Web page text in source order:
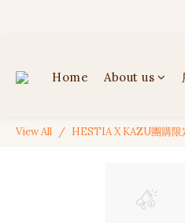
Home About us
View All HESTIA X KAZU團購限